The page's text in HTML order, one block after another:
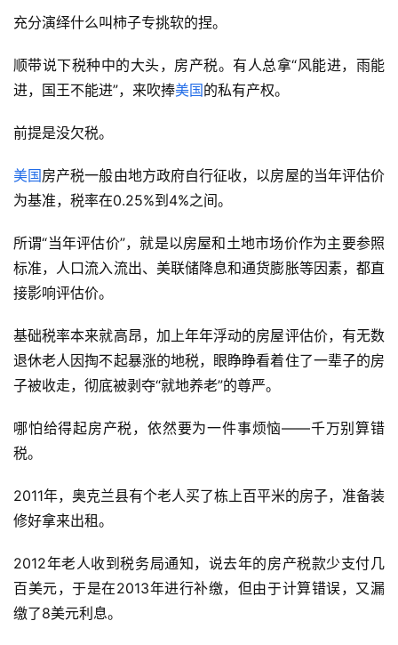
充分演绎什么叫柿子专挑软的捏。
顺带说下税种中的大头，房产税。有人总拿“风能进，雨能
进，国王不能进”，来吹捧美国的私有产权。
前提是没欠税。
美国房产税一般由地方政府自行征收，以房屋的当年评估价
为基准，税率在0.25%到4%之间。
所谓“当年评估价”，就是以房屋和土地市场价作为主要参照
标准，人口流入流出、美联储降息和通货膨胀等因素，都直
接影响评估价。
基础税率本来就高昂，加上年年浮动的房屋评估价，有无数
退休老人因掏不起暴涨的地税，眼睁睁看着住了一辈子的房
子被收走，彻底被剥夺“就地养老”的尊严。
哪怕给得起房产税，依然要为一件事烦恼——千万别算错
税。
2011年，奥克兰县有个老人买了栋上百平米的房子，准备装
修好拿来出租。
2012年老人收到税务局通知，说去年的房产税款少支付几
百美元，于是在2013年进行补缴，但由于计算错误，又漏
缴了8美元利息。